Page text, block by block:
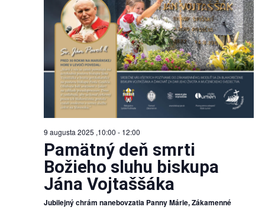
9 augusta 2025 ,10:00 - 12:00
Pamätný deň smrti
Božieho sluhu biskupa
Jána Vojtaššáka
Jubilejný chrám nanebovzatia Panny Márie, Zákamenné